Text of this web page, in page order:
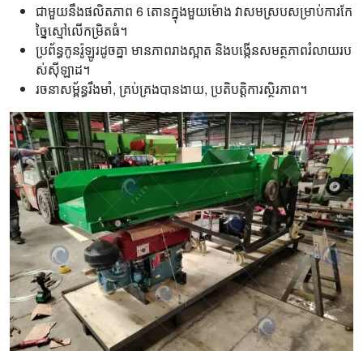
ជាមួយនឹងផលិតភាព 6 តោនក្នុងមួយម៉ោង វាសមស្របសម្រាប់ការកែ
ច្នៃស្មៅលើកម្រិតធំ។
ប្រព័ន្ធកូនរ៉ូឡូរដូចគ្នា មានភាពរាងស្អាត និងបង្កើនសមត្ថភាពរំលាយរប
ស់ស៊ីឡាដ។
រចនាសម្ព័ន្ធរឹងមាំ, គ្រប់គ្រងបានងាយ, ប្រតិបត្តិការស្ថិរភាព។